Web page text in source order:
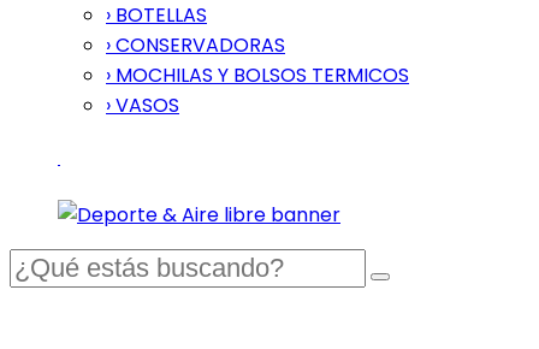
› BOTELLAS
› CONSERVADORAS
› MOCHILAS Y BOLSOS TERMICOS
› VASOS